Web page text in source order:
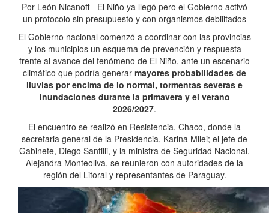
Por León Nicanoff - El Niño ya llegó pero el Gobierno activó
un protocolo sin presupuesto y con organismos debilitados
El Gobierno nacional comenzó a coordinar con las provincias
y los municipios un esquema de prevención y respuesta
frente al avance del fenómeno de El Niño, ante un escenario
climático que podría generar mayores probabilidades de
lluvias por encima de lo normal, tormentas severas e
inundaciones durante la primavera y el verano
2026/2027.
El encuentro se realizó en Resistencia, Chaco, donde la
secretaria general de la Presidencia, Karina Milei; el jefe de
Gabinete, Diego Santilli, y la ministra de Seguridad Nacional,
Alejandra Monteoliva, se reunieron con autoridades de la
región del Litoral y representantes de Paraguay.